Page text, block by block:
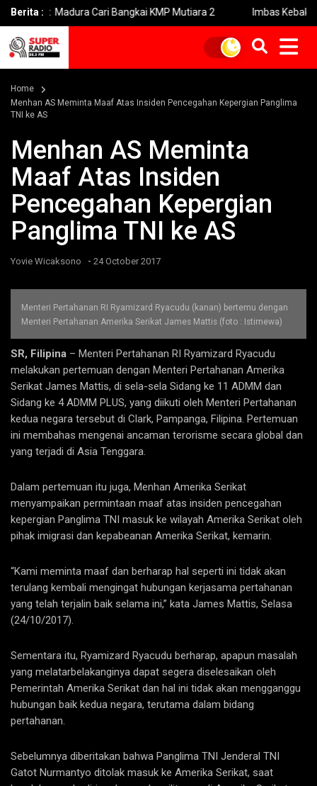
Berita :
Madura Cari Bangkai KMP Mutiara 2 Imbas Kebakaran
Home
Menhan AS Meminta Maaf Atas Insiden Pencegahan Kepergian Panglima
TNI ke AS
Menhan AS Meminta
Maaf Atas Insiden
Pencegahan Kepergian
Panglima TNI ke AS
Yovie Wicaksono - 24 October 2017
Menteri Pertahanan RI Ryamizard Ryacudu (kanan) bertemu dengan
Menteri Pertahanan Amerika Serikat James Mattis (foto : Istimewa)
SR, Filipina – Menteri Pertahanan RI Ryamizard Ryacudu
melakukan pertemuan dengan Menteri Pertahanan Amerika
Serikat James Mattis, di sela-sela Sidang ke 11 ADMM dan
Sidang ke 4 ADMM PLUS, yang diikuti oleh Menteri Pertahanan
kedua negara tersebut di Clark, Pampanga, Filipina. Pertemuan
ini membahas mengenai ancaman terorisme secara global dan
yang terjadi di Asia Tenggara.
Dalam pertemuan itu juga, Menhan Amerika Serikat
menyampaikan permintaan maaf atas insiden pencegahan
kepergian Panglima TNI masuk ke wilayah Amerika Serikat oleh
pihak imigrasi dan kepabeanan Amerika Serikat, kemarin.
“Kami meminta maaf dan berharap hal seperti ini tidak akan
terulang kembali mengingat hubungan kerjasama pertahanan
yang telah terjalin baik selama ini,” kata James Mattis, Selasa
(24/10/2017).
Sementara itu, Ryamizard Ryacudu berharap, apapun masalah
yang melatarbelakanginya dapat segera diselesaikan oleh
Pemerintah Amerika Serikat dan hal ini tidak akan mengganggu
hubungan baik kedua negara, terutama dalam bidang
pertahanan.
Sebelumnya diberitakan bahwa Panglima TNI Jenderal TNI
Gatot Nurmantyo ditolak masuk ke Amerika Serikat, saat